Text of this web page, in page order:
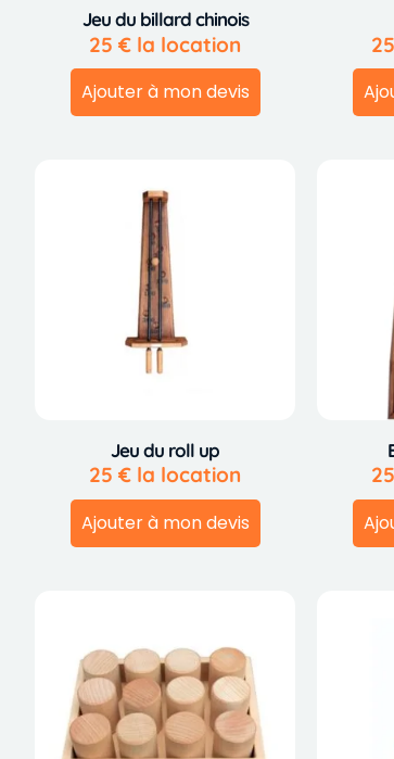
Jeu du billard chinois
25 € la location
Ajouter à mon devis
25
Jeu du roll up
25 € la location
Ajouter à mon devis
25